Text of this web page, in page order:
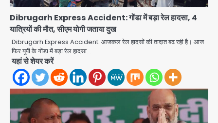
Dibrugarh Express Accident: गोंडा में बड़ा रेल हादसा, 4
यात्रियों की मौत, सीएम योगी जताया दुख
Dibrugarh Express Accident: आजकल रेल हादसों की तादात बढ रही है। आज
फिर यूपी के गोंडा में बड़ा रेल हादसा…
यहां से शेयर करें